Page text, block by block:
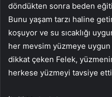
döndükten sonra beden
Bunu yaşam tarzı haline
koşuyor ve su sıcaklığı
her mevsim yüzmeye
dikkat çeken Felek,
herkese yüzmeyi tavsiye